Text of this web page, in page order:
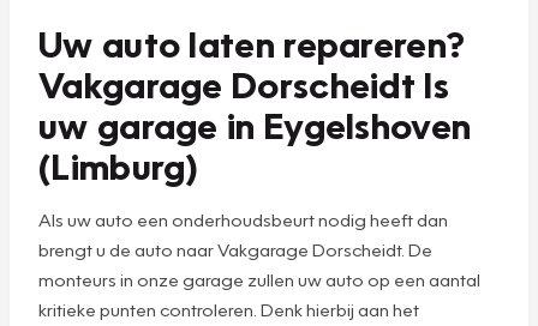
Uw auto laten repareren?
Vakgarage Dorscheidt Is
uw garage in Eygelshoven
(Limburg)
Als uw auto een onderhoudsbeurt nodig heeft dan
brengt u de auto naar Vakgarage Dorscheidt. De
monteurs in onze garage zullen uw auto op een aantal
kritieke punten controleren. Denk hierbij aan het